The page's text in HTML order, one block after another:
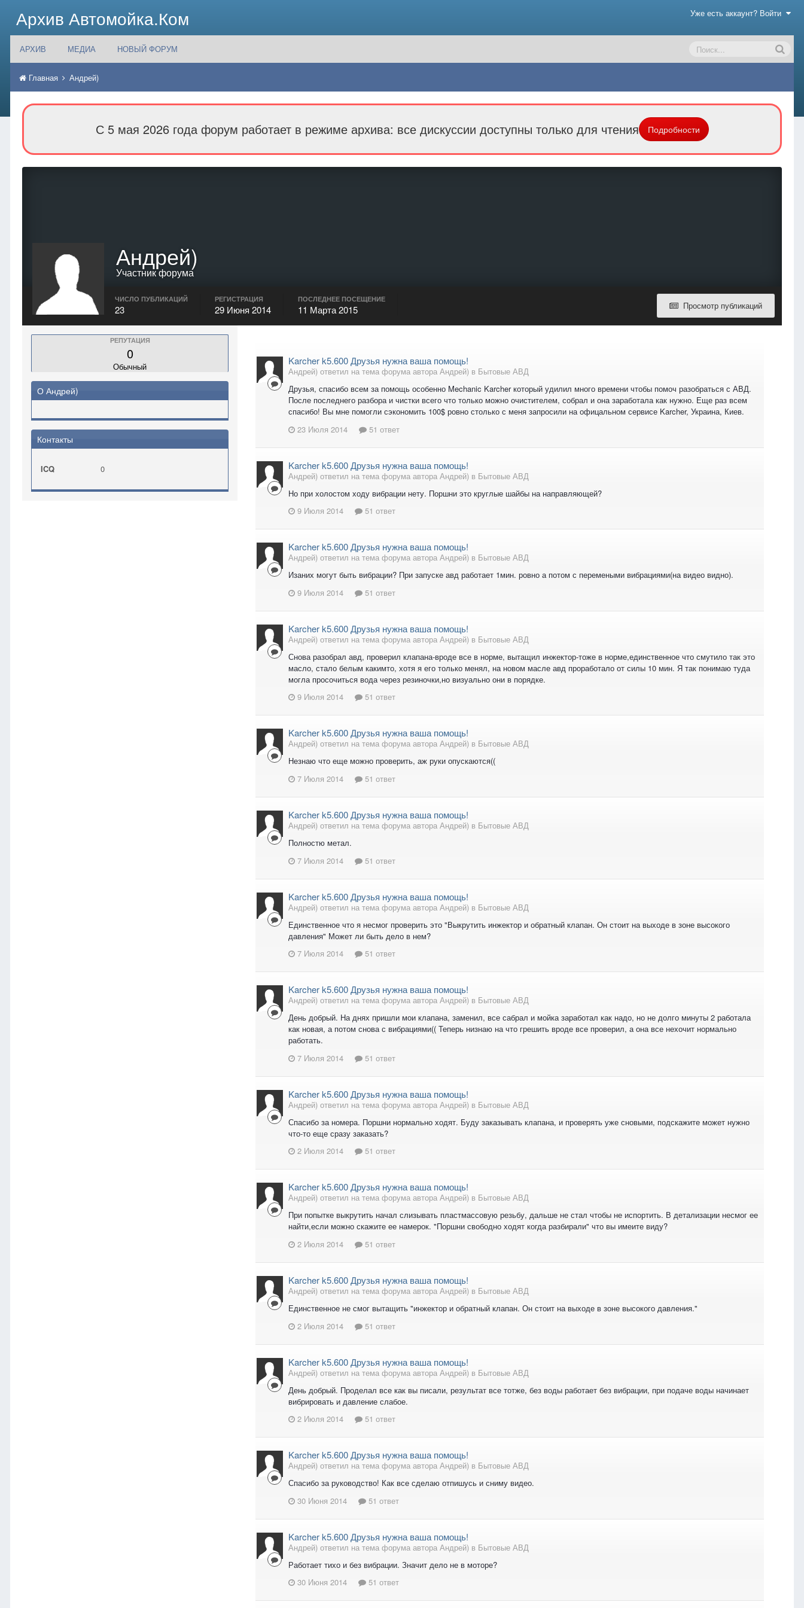
Архив Автомойка.Ком Уже есть аккаунт? Войти
АРХИВ МЕДИА НОВЫЙ ФОРУМ
Главная Андрей)
С 5 мая 2026 года форум работает в режиме архива: все дискуссии доступны только для чтения Подробности
Андрей)
Участник форума
Просмотр публикаций
ЧИСЛО ПУБЛИКАЦИЙ
23
РЕГИСТРАЦИЯ
29 Июня 2014
ПОСЛЕДНЕЕ ПОСЕЩЕНИЕ
11 Марта 2015
РЕПУТАЦИЯ
0
Обычный
О Андрей)
Контакты
ICQ 0
Karcher k5.600 Друзья нужна ваша помощь!
Андрей) ответил на тема форума автора Андрей) в Бытовые АВД
Друзья, спасибо всем за помощь особенно Mechanic Karcher который удилил много времени чтобы помоч разобраться с АВД.
После последнего разбора и чистки всего что только можно очистителем, собрал и она заработала как нужно. Еще раз всем
спасибо! Вы мне помогли сэкономить 100$ ровно столько с меня запросили на офицальном сервисе Karcher, Украина, Киев.
23 Июля 2014
51 ответ
Karcher k5.600 Друзья нужна ваша помощь!
Андрей) ответил на тема форума автора Андрей) в Бытовые АВД
Но при холостом ходу вибрации нету. Поршни это круглые шайбы на направляющей?
9 Июля 2014
51 ответ
Karcher k5.600 Друзья нужна ваша помощь!
Андрей) ответил на тема форума автора Андрей) в Бытовые АВД
Изаних могут быть вибрации? При запуске авд работает 1мин. ровно а потом с перемеными вибрациями(на видео видно).
9 Июля 2014
51 ответ
Karcher k5.600 Друзья нужна ваша помощь!
Андрей) ответил на тема форума автора Андрей) в Бытовые АВД
Снова разобрал авд, проверил клапана-вроде все в норме, вытащил инжектор-тоже в норме,единственное что смутило так это
масло, стало белым какимто, хотя я его только менял, на новом масле авд проработало от силы 10 мин. Я так понимаю туда
могла просочиться вода через резиночки,но визуально они в порядке.
9 Июля 2014
51 ответ
Karcher k5.600 Друзья нужна ваша помощь!
Андрей) ответил на тема форума автора Андрей) в Бытовые АВД
Незнаю что еще можно проверить, аж руки опускаются((
7 Июля 2014
51 ответ
Karcher k5.600 Друзья нужна ваша помощь!
Андрей) ответил на тема форума автора Андрей) в Бытовые АВД
Полностю метал.
7 Июля 2014
51 ответ
Karcher k5.600 Друзья нужна ваша помощь!
Андрей) ответил на тема форума автора Андрей) в Бытовые АВД
Единственное что я несмог проверить это "Выкрутить инжектор и обратный клапан. Он стоит на выходе в зоне высокого
давления" Может ли быть дело в нем?
7 Июля 2014
51 ответ
Karcher k5.600 Друзья нужна ваша помощь!
Андрей) ответил на тема форума автора Андрей) в Бытовые АВД
День добрый. На днях пришли мои клапана, заменил, все сабрал и мойка заработал как надо, но не долго минуты 2 работала
как новая, а потом снова с вибрациями(( Теперь низнаю на что грешить вроде все проверил, а она все нехочит нормально
работать.
7 Июля 2014
51 ответ
Karcher k5.600 Друзья нужна ваша помощь!
Андрей) ответил на тема форума автора Андрей) в Бытовые АВД
Спасибо за номера. Поршни нормально ходят. Буду заказывать клапана, и проверять уже сновыми, подскажите может нужно
что-то еще сразу заказать?
2 Июля 2014
51 ответ
Karcher k5.600 Друзья нужна ваша помощь!
Андрей) ответил на тема форума автора Андрей) в Бытовые АВД
При попытке выкрутить начал слизывать пластмассовую резьбу, дальше не стал чтобы не испортить. В детализации несмог ее
найти,если можно скажите ее намерок. "Поршни свободно ходят когда разбирали" что вы имеите виду?
2 Июля 2014
51 ответ
Karcher k5.600 Друзья нужна ваша помощь!
Андрей) ответил на тема форума автора Андрей) в Бытовые АВД
Единственное не смог вытащить "инжектор и обратный клапан. Он стоит на выходе в зоне высокого давления."
2 Июля 2014
51 ответ
Karcher k5.600 Друзья нужна ваша помощь!
Андрей) ответил на тема форума автора Андрей) в Бытовые АВД
День добрый. Проделал все как вы писали, результат все тотже, без воды работает без вибрации, при подаче воды начинает
вибрировать и давление слабое.
2 Июля 2014
51 ответ
Karcher k5.600 Друзья нужна ваша помощь!
Андрей) ответил на тема форума автора Андрей) в Бытовые АВД
Спасибо за руководство! Как все сделаю отпишусь и сниму видео.
30 Июня 2014
51 ответ
Karcher k5.600 Друзья нужна ваша помощь!
Андрей) ответил на тема форума автора Андрей) в Бытовые АВД
Работает тихо и без вибрации. Значит дело не в моторе?
30 Июня 2014
51 ответ